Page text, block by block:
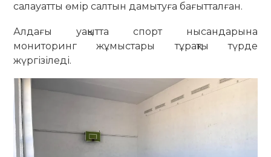
салауатты өмір салтын дамытуға бағытталған.
Алдағы уақытта спорт нысандарына
мониторинг жұмыстары тұрақты түрде
жүргізіледі.